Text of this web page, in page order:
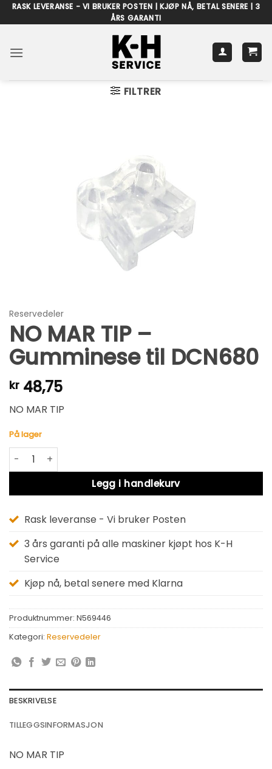
Skip
to
RASK LEVERANSE - VI BRUKER POSTEN | KJØP NÅ, BETAL SENERE | 3
ÅRS GARANTI
FILTRER
Reservedeler
NO MAR TIP –
Gumminese til DCN680
kr 48,75
NO MAR TIP
På lager
NO MAR TIP - Gumminese til DCN680 antall
Legg i handlekurv
Alternative:
Rask leveranse - Vi bruker Posten
3 års garanti på alle maskiner kjøpt hos K-H
Service
Kjøp nå, betal senere med Klarna
Produktnummer: N569446
Kategori: Reservedeler
BESKRIVELSE
TILLEGGSINFORMASJON
NO MAR TIP